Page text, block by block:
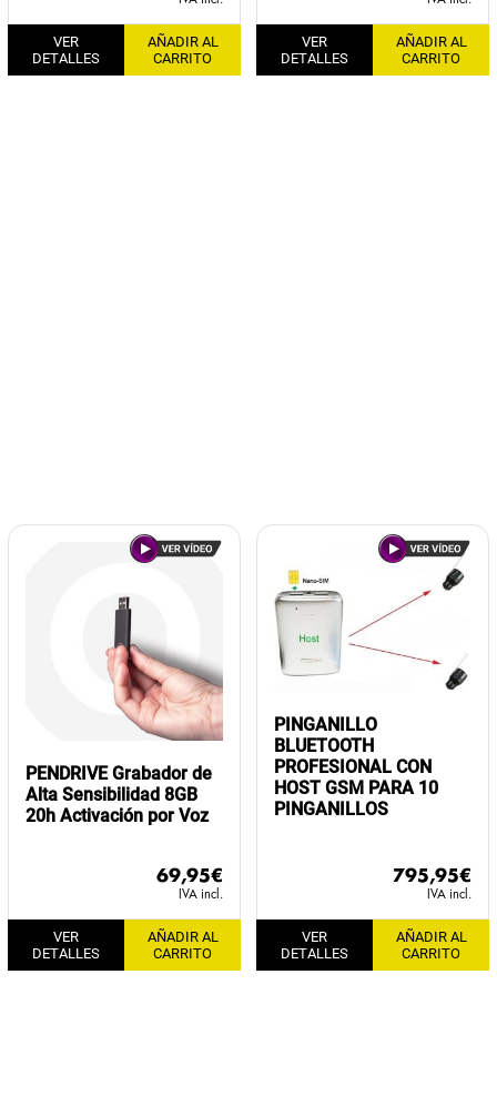
VER
DETALLES
AÑADIR AL
CARRITO
VER
DETALLES
AÑADIR AL
CARRITO
PENDRIVE Grabador de
Alta Sensibilidad 8GB
20h Activación por Voz
69,95€
IVA incl.
VER
DETALLES
AÑADIR AL
CARRITO
PINGANILLO
BLUETOOTH
PROFESIONAL CON
HOST GSM PARA 10
PINGANILLOS
795,95€
IVA incl.
VER
DETALLES
AÑADIR AL
CARRITO